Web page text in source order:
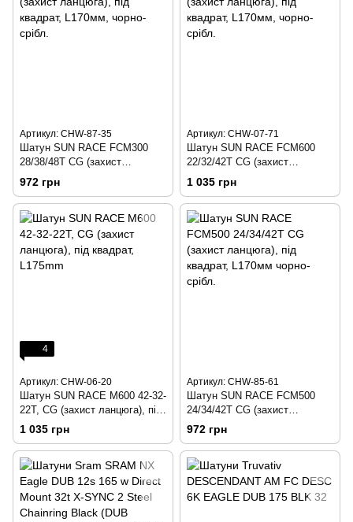
Артикул: CHW-87-35
Шатун SUN RACE FCM300
28/38/48T CG (захист
ланцюга), під квадрат,
L170мм, чорно-срібл.
972 грн
Артикул: CHW-07-71
Шатун SUN RACE FCM600
22/32/42T CG (захист
ланцюга), під квадрат,
L170мм, чорно-срібл.
1 035 грн
4
Артикул: CHW-06-20
Шатун SUN RACE M600 42-32-
22T, CG (захист ланцюга), під
квадрат, L175mm
1 035 грн
Артикул: CHW-85-61
Шатун SUN RACE FCM500
24/34/42T CG (захист
ланцюга), під квадрат, L170мм
чорно-срібл.
972 грн